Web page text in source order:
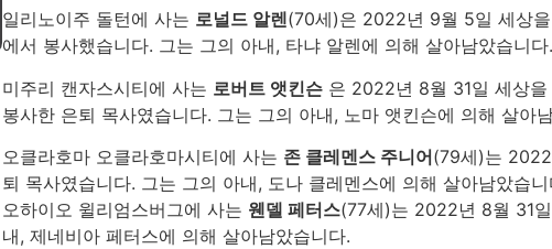
일리노이주 돌턴에 사는 로널드 알렌(70세)은 2022년 9월 5일 세상
에서 봉사했습니다. 그는 그의 아내, 타냐 알렌에 의해 살아남았습니다.
미주리 캔자스시티에 사는 로버트 앳킨슨은 2022년 8월 31일 세상을
봉사한 은퇴 목사였습니다. 그는 그의 아내, 노마 앳킨슨에 의해 살아
오클라호마 오클라호마시티에 사는 존 클레멘스 주니어(79세)는
퇴 목사였습니다. 그는 그의 아내, 도나 클레멘스에 의해 살아남았습니
오하이오 윌리엄스버그에 사는 웬델 페터스(77세)는 2022년 8월 31
내, 제네비아 페터스에 의해 살아남았습니다.